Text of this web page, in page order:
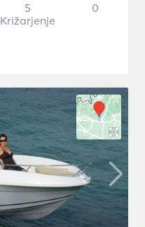
5
Križarjenje
0